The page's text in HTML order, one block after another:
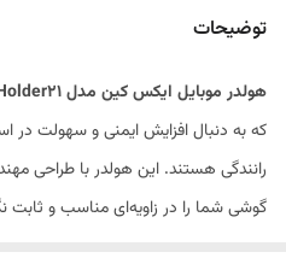
سازگاری
توضیحات
هولدر موبایل ایکس کین مدل XK-Holder21
که به دنبال افزایش ایمنی و سهولت در
رانندگی هستند. این هولدر با طراحی
گوشی شما را در زاویه‌ای مناسب و ثابت